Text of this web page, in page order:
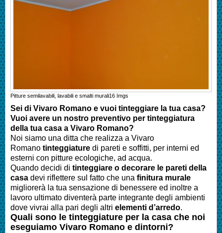
Pitture semilavabili, lavabili e smalti murali16 Imgs
Sei di Vivaro Romano e vuoi tinteggiare la tua casa?
Vuoi avere un nostro preventivo per tinteggiatura
della tua casa a Vivaro Romano?
Noi siamo una ditta che realizza a Vivaro
Romano tinteggiature di pareti e soffitti, per interni ed
esterni con pitture ecologiche, ad acqua.
Quando decidi di tinteggiare o decorare le pareti della
casa devi riflettere sul fatto che una finitura murale
migliorerà la tua sensazione di benessere ed inoltre a
lavoro ultimato diventerà parte integrante degli ambienti
dove vivrai alla pari degli altri elementi d’arredo.
Quali sono le tinteggiature per la casa che noi
eseguiamo Vivaro Romano e dintorni?